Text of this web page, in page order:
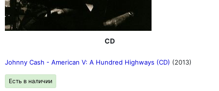
CD
Johnny Cash - American V: A Hundred Highways (CD) (2013)
Есть в наличии